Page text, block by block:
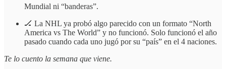
Mundial ni “banderas”.
🏒 La NHL ya probó algo parecido con un formato “North
America vs The World” y no funcionó. Solo funcionó el año
pasado cuando cada uno jugó por su “país” en el 4 naciones.
Te lo cuento la semana que viene.